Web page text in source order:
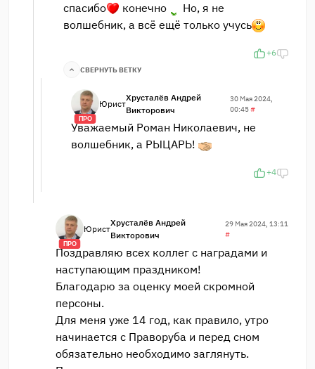
спасибо
конечно
Но, я не
волшебник, а всё ещё только учусь
+6
СВЕРНУТЬ ВЕТКУ
ПРО
Юрист
Хрусталёв Андрей
Викторович
30 Мая 2024,
00:45#
Уважаемый Роман Николаевич, не
волшебник, а РЫЦАРЬ!
+4
ПРО
Юрист
Хрусталёв Андрей
Викторович
29 Мая 2024, 13:11
#
Поздравляю всех коллег с наградами и
наступающим праздником!
Благодарю за оценку моей скромной
персоны.
Для меня уже 14 год, как правило, утро
начинается с Праворуба и перед сном
обязательно необходимо заглянуть.